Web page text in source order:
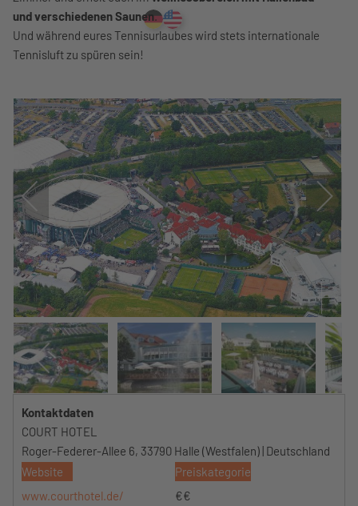
und verschiedenen Saunen.
Und während eures Tennisurlaubes wird stets internationale
Tennisluft zu spüren sein!
Kontaktdaten
COURT HOTEL
Roger-Federer-Allee 6, 33790 Halle (Westfalen) | Deutschland
Website
www.courthotel.de/
Preiskategorie
€€